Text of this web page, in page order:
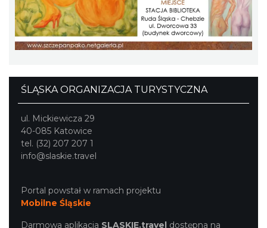
Katowice
2026-08-14
10.30 km
17th WORLD BRIDGE SERIES – Katowice
2026
Katowice
ŚLĄSKA ORGANIZACJA TURYSTYCZNA
ul. Mickiewicza 29
40-085 Katowice
tel. (32) 207 207 1
info@slaskie.travel
Portal powstał w ramach projektu
Mobilne Śląskie
Darmowa aplikacja SLASKIE.travel dostępna na